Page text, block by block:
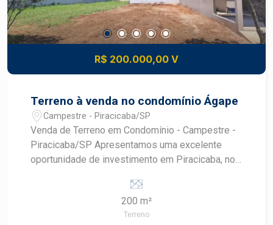
R$ 200.000,00 V
Terreno à venda no condomínio Ágape
Campestre - Piracicaba/SP
Venda de Terreno em Condomínio - Campestre -
Piracicaba/SP Apresentamos uma excelente
oportunidade de investimento em Piracicaba, no
possui uma área de 200,00 m², ideal para você
que busca construir a casa dos seus sonhos em
um ambiente seguro e tranquilo. Características
200 m²
Terreno